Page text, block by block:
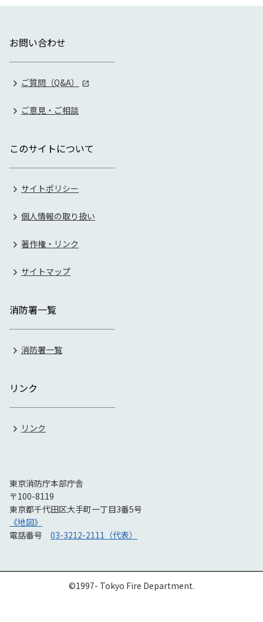
お問い合わせ
ご質問（Q&A）
ご意見・ご相談
このサイトについて
サイトポリシー
個人情報の取り扱い
著作権・リンク
サイトマップ
消防署一覧
消防署一覧
リンク
リンク
東京消防庁本部庁舎
〒100-8119
東京都千代田区大手町一丁目3番5号
《地図》
電話番号 03-3212-2111（代表）
©1997- Tokyo Fire Department.